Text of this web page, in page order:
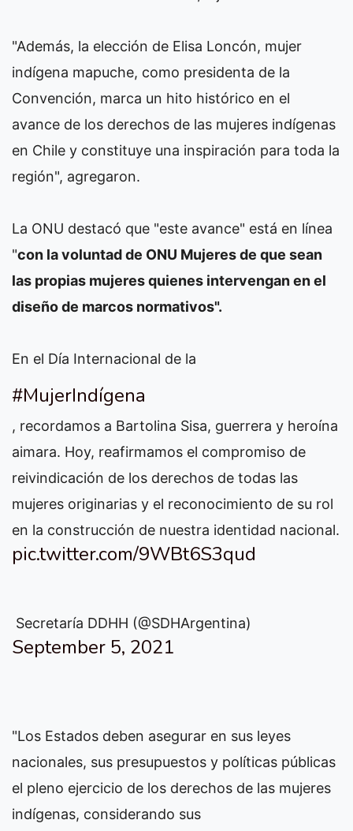
"Además, la elección de Elisa Loncón, mujer
indígena mapuche, como presidenta de la
Convención, marca un hito histórico en el
avance de los derechos de las mujeres indígenas
en Chile y constituye una inspiración para toda la
región", agregaron.
La ONU destacó que "este avance" está en línea
"con la voluntad de ONU Mujeres de que sean
las propias mujeres quienes intervengan en el
diseño de marcos normativos".
En el Día Internacional de la
#MujerIndígena
, recordamos a Bartolina Sisa, guerrera y heroína
aimara. Hoy, reafirmamos el compromiso de
reivindicación de los derechos de todas las
mujeres originarias y el reconocimiento de su rol
en la construcción de nuestra identidad nacional.
pic.twitter.com/9WBt6S3qud
 Secretaría DDHH (@SDHArgentina)
September 5, 2021
"Los Estados deben asegurar en sus leyes
nacionales, sus presupuestos y políticas públicas
el pleno ejercicio de los derechos de las mujeres
indígenas, considerando sus